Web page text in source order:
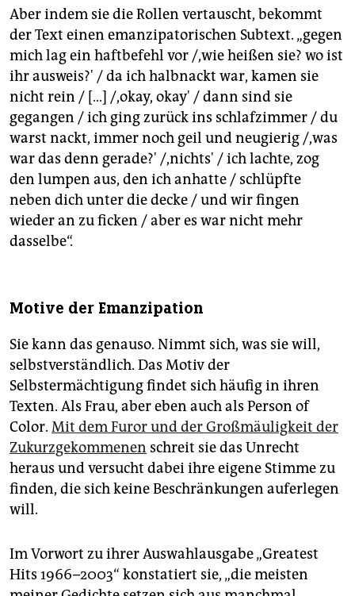
Aber indem sie die Rollen vertauscht, bekommt
der Text einen emanzipatorischen Subtext. „gegen
mich lag ein haftbefehl vor /,wie heißen sie? wo ist
ihr ausweis?' / da ich halbnackt war, kamen sie
nicht rein / […] /,okay, okay' / dann sind sie
gegangen / ich ging zurück ins schlafzimmer / du
warst nackt, immer noch geil und neugierig /,was
war das denn gerade?' /,nichts' / ich lachte, zog
den lumpen aus, den ich anhatte / schlüpfte
neben dich unter die decke / und wir fingen
wieder an zu ficken / aber es war nicht mehr
dasselbe“.
Motive der Emanzipation
Sie kann das genauso. Nimmt sich, was sie will,
selbstverständlich. Das Motiv der
Selbstermächtigung findet sich häufig in ihren
Texten. Als Frau, aber eben auch als Person of
Color. Mit dem Furor und der Großmäuligkeit der
Zukurzgekommenen schreit sie das Unrecht
heraus und versucht dabei ihre eigene Stimme zu
finden, die sich keine Beschränkungen auferlegen
will.
Im Vorwort zu ihrer Auswahlausgabe „Greatest
Hits 1966–2003“ konstatiert sie, „die meisten